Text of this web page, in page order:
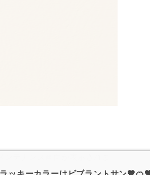
テナンス画面が表示されま